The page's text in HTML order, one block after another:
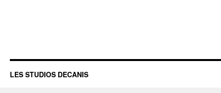
LES STUDIOS DECANIS